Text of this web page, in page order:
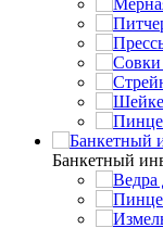
Банкетный